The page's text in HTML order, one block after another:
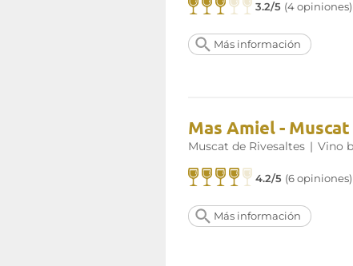
3.2/5 (4 opiniones)
Más información
Mas Amiel -
Muscat de Rivesaltes | Vino
4.2/5 (6 opiniones)
Más información